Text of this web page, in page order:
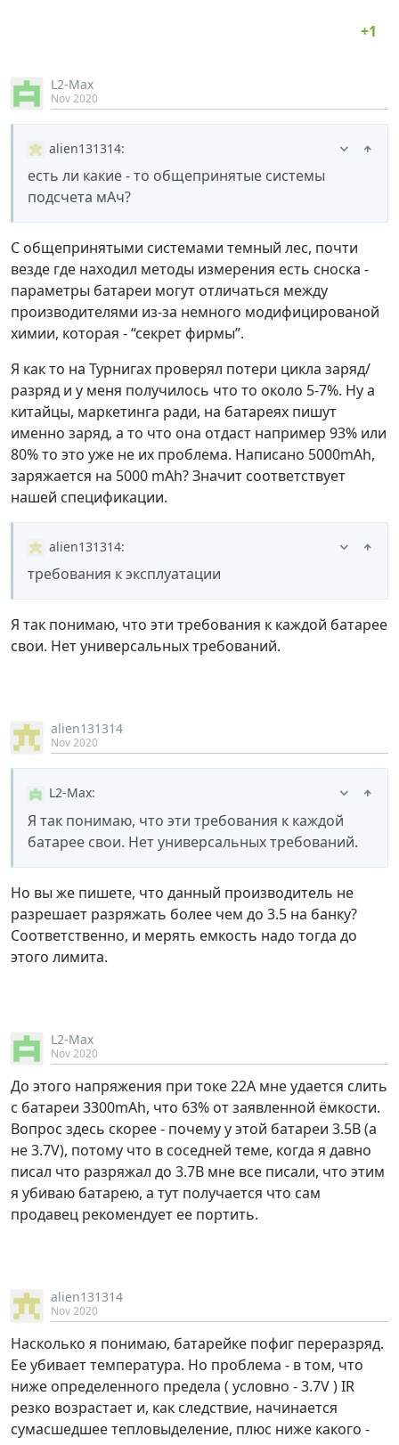
L2-Max
Nov 2020
alien131314:
есть ли какие - то общепринятые системы
подсчета мАч?
С общепринятыми системами темный лес, почти
везде где находил методы измерения есть сноска -
параметры батареи могут отличаться между
производителями из-за немного модифицированой
химии, которая - “секрет фирмы”.
Я как то на Турнигах проверял потери цикла заряд/
разряд и у меня получилось что то около 5-7%. Ну а
китайцы, маркетинга ради, на батареях пишут
именно заряд, а то что она отдаст например 93% или
80% то это уже не их проблема. Написано 5000mAh,
заряжается на 5000 mAh? Значит соответствует
нашей спецификации.
alien131314:
требования к эксплуатации
Я так понимаю, что эти требования к каждой батарее
свои. Нет универсальных требований.
alien131314
Nov 2020
L2-Max:
Я так понимаю, что эти требования к каждой
батарее свои. Нет универсальных требований.
Но вы же пишете, что данный производитель не
разрешает разряжать более чем до 3.5 на банку?
Соответственно, и мерять емкость надо тогда до
этого лимита.
L2-Max
Nov 2020
До этого напряжения при токе 22А мне удается слить
с батареи 3300mAh, что 63% от заявленной ёмкости.
Вопрос здесь скорее - почему у этой батареи 3.5В (а
не 3.7V), потому что в соседней теме, когда я давно
писал что разряжал до 3.7В мне все писали, что этим
я убиваю батарею, а тут получается что сам
продавец рекомендует ее портить.
alien131314
Nov 2020
Насколько я понимаю, батарейке пофиг переразряд.
Ее убивает температура. Но проблема - в том, что
ниже определенного предела ( условно - 3.7V ) IR
резко возрастает и, как следствие, начинается
сумасшедшее тепловыделение, плюс ниже какого -